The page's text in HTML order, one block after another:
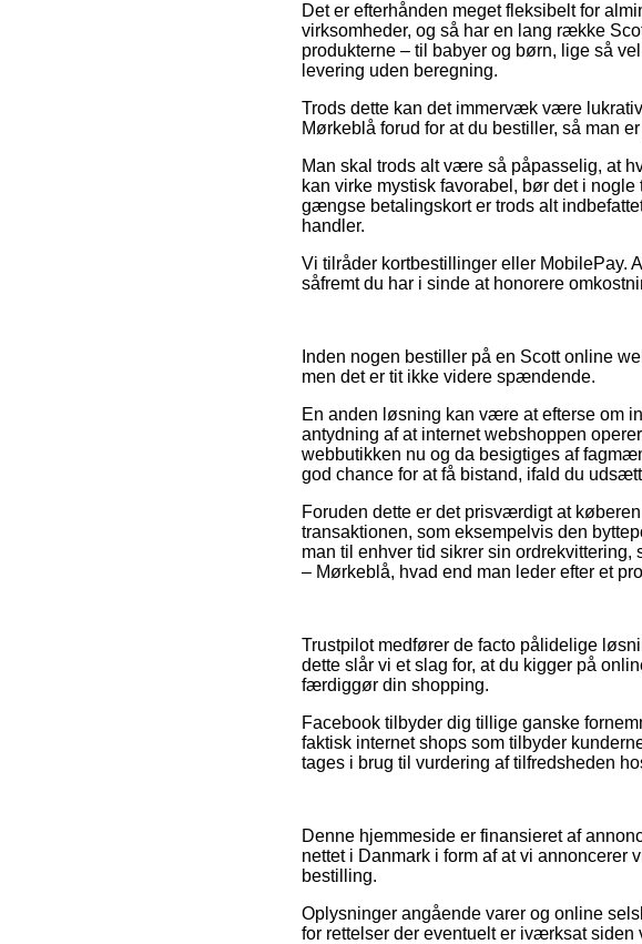
Det er efterhånden meget fleksibelt for
virksomheder, og så har en lang række
produkterne – til babyer og børn, lige så
levering uden beregning.
Trods dette kan det immervæk være
Mørkeblå forud for at du bestiller, så man
Man skal trods alt være så påpasselig, at
kan virke mystisk favorabel, bør det i
gængse betalingskort er trods alt
handler.
Vi tilråder kortbestillinger eller MobilePay.
såfremt du har i sinde at honorere
Inden nogen bestiller på en Scott online
men det er tit ikke videre spændende.
En anden løsning kan være at efterse om
antydning af at internet webshoppen
webbutikken nu og da besigtiges af
god chance for at få bistand, ifald du
Foruden dette er det prisværdigt at
transaktionen, som eksempelvis den
man til enhver tid sikrer sin
– Mørkeblå, hvad end man leder efter et
Trustpilot medfører de facto pålidelige
dette slår vi et slag for, at du kigger på
færdiggør din shopping.
Facebook tilbyder dig tillige ganske
faktisk internet shops som tilbyder
tages i brug til vurdering af tilfredsheden
Denne hjemmeside er finansieret af
nettet i Danmark i form af at vi annoncerer
bestilling.
Oplysninger angående varer og online
for rettelser der eventuelt er iværksat